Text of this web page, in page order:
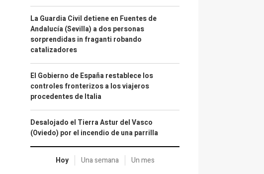
La Guardia Civil detiene en Fuentes de
Andalucía (Sevilla) a dos personas
sorprendidas in fraganti robando
catalizadores
El Gobierno de España restablece los
controles fronterizos a los viajeros
procedentes de Italia
Desalojado el Tierra Astur del Vasco
(Oviedo) por el incendio de una parrilla
Hoy Una semana Un mes